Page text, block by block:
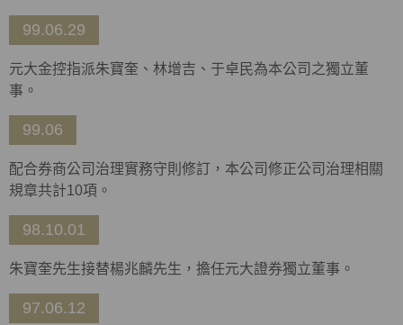
99.06.29
元大金控指派朱寶奎、林增吉、于卓民為本公司之獨立董
事。
99.06
配合券商公司治理實務守則修訂，本公司修正公司治理相關
規章共計10項。
98.10.01
朱寶奎先生接替楊兆麟先生，擔任元大證券獨立董事。
97.06.12